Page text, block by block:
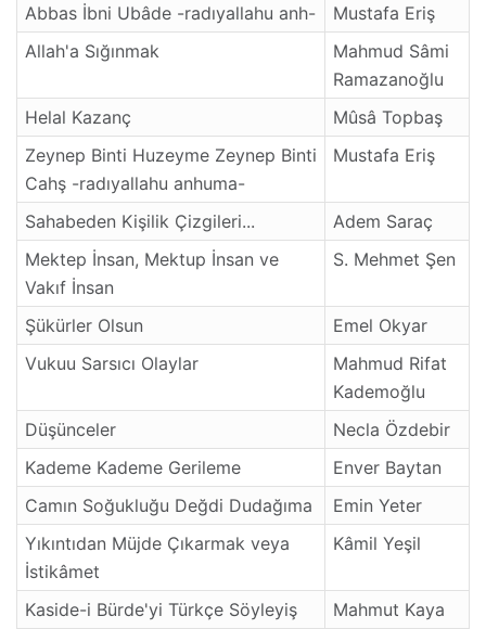
Abbas İbni Ubâde -radıyallahu anh-
Mustafa Eriş
Allah'a Sığınmak
Mahmud Sâmi
Ramazanoğlu
Helal Kazanç
Mûsâ Topbaş
Zeynep Binti Huzeyme Zeynep Binti
Cahş -radıyallahu anhuma-
Mustafa Eriş
Sahabeden Kişilik Çizgileri...
Adem Saraç
Mektep İnsan, Mektup İnsan ve
Vakıf İnsan
S. Mehmet Şen
Şükürler Olsun
Emel Okyar
Vukuu Sarsıcı Olaylar
Mahmud Rifat
Kademoğlu
Düşünceler
Necla Özdebir
Kademe Kademe Gerileme
Enver Baytan
Camın Soğukluğu Değdi Dudağıma
Emin Yeter
Yıkıntıdan Müjde Çıkarmak veya
İstikâmet
Kâmil Yeşil
Kaside-i Bürde'yi Türkçe Söyleyiş
Mahmut Kaya